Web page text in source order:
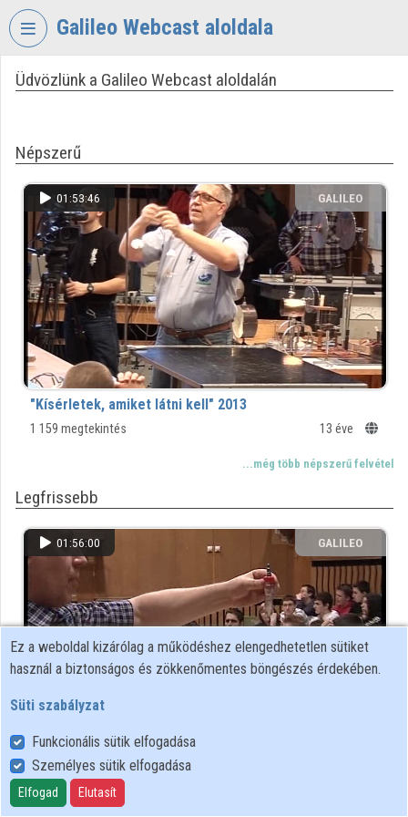
Fejléc kihagyása
Galileo Webcast aloldala
VIDEO TORIUM
WEBCAST
Intézményi kezdőlap
Bejelentkezés
Intézményi felfedezés
Kategóriák
Intézményi listák
Intézmények
Közreműködők
Üdvözlünk a Galileo Webcast aloldalán
Népszerű
01:53:46
GALILEO
WEBCAST
"Kísérletek, amiket látni kell" 2013
1 159 megtekintés 13 éve
...még több népszerű felvétel
Legfrissebb
01:56:00
GALILEO
WEBCAST
"Kísérletek, amiket látni kell" 2011
711 megtekintés
Ez a weboldal kizárólag a működéshez elengedhetetlen sütiket
használ a biztonságos és zökkenőmentes böngészés érdekében.
Süti szabályzat
Funkcionális sütik elfogadása
Személyes sütik elfogadása
Elfogad Elutasít